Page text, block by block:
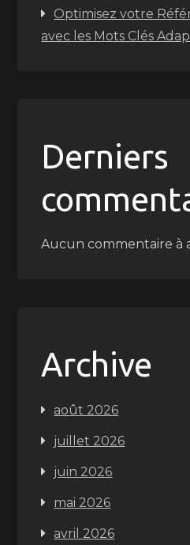
Optimisez votre
avec les Mots Clés
Derniers
Aucun commentaire à
Archive
août 2026
juillet 2026
juin 2026
mai 2026
avril 2026